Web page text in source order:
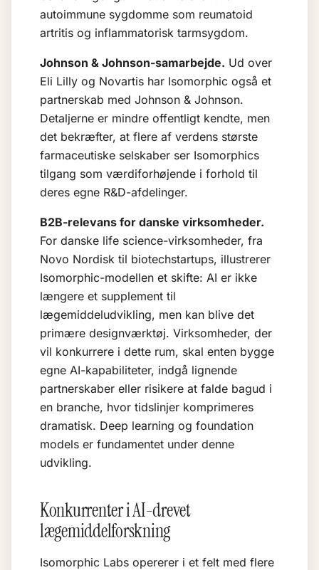
autoimmune sygdomme som reumatoid
artritis og inflammatorisk tarmsygdom.
Johnson & Johnson-samarbejde. Ud over
Eli Lilly og Novartis har Isomorphic også et
partnerskab med Johnson & Johnson.
Detaljerne er mindre offentligt kendte, men
det bekræfter, at flere af verdens største
farmaceutiske selskaber ser Isomorphics
tilgang som værdiforhøjende i forhold til
deres egne R&D-afdelinger.
B2B-relevans for danske virksomheder.
For danske life science-virksomheder, fra
Novo Nordisk til biotechstartups, illustrerer
Isomorphic-modellen et skifte: AI er ikke
længere et supplement til
lægemiddeludvikling, men kan blive det
primære designværktøj. Virksomheder, der
vil konkurrere i dette rum, skal enten bygge
egne AI-kapabiliteter, indgå lignende
partnerskaber eller risikere at falde bagud i
en branche, hvor tidslinjer komprimeres
dramatisk. Deep learning og foundation
models er fundamentet under denne
udvikling.
Konkurrenter i AI-drevet
lægemiddelforskning
Isomorphic Labs opererer i et felt med flere